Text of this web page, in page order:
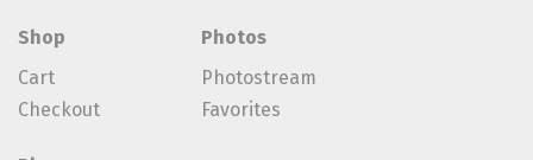
Shop
Cart
Checkout
Photos
Photostream
Favorites